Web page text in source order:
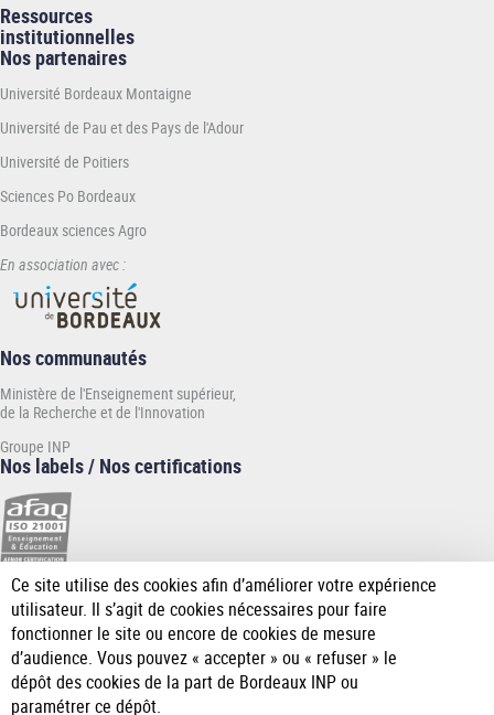
Ressources
institutionnelles
Nos partenaires
Université Bordeaux Montaigne
Université de Pau et des Pays de l'Adour
Université de Poitiers
Sciences Po Bordeaux
Bordeaux sciences Agro
En association avec :
Nos communautés
Ministère de l'Enseignement supérieur,
de la Recherche et de l'Innovation
Groupe INP
Nos labels / Nos certifications
Ce site utilise des cookies afin d’améliorer votre expérience
utilisateur. Il s’agit de cookies nécessaires pour faire
fonctionner le site ou encore de cookies de mesure
d’audience. Vous pouvez « accepter » ou « refuser » le
dépôt des cookies de la part de Bordeaux INP ou
paramétrer ce dépôt.